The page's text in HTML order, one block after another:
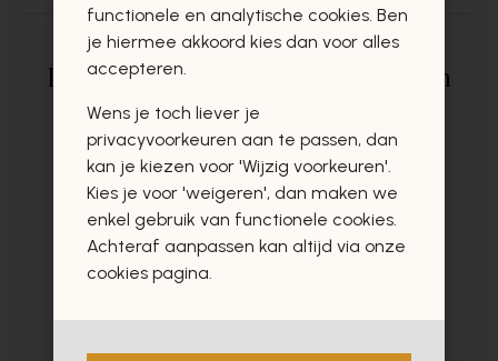
Deze producten zullen u zeker en
vast ook interesseren
functionele en analytische cookies. Ben
je hiermee akkoord kies dan voor alles
accepteren.
Wens je toch liever je
privacyvoorkeuren aan te passen, dan
kan je kiezen voor 'Wijzig voorkeuren'.
Kies je voor 'weigeren', dan maken we
enkel gebruik van functionele cookies.
Achteraf aanpassen kan altijd via onze
cookies pagina.